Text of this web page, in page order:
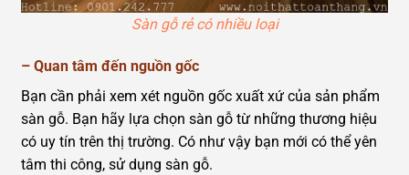
Sàn gỗ rẻ có nhiều loại
– Quan tâm đến nguồn gốc
Bạn cần phải xem xét nguồn gốc xuất xứ của sản phẩm
sàn gỗ. Bạn hãy lựa chọn sàn gỗ từ những thương hiệu
có uy tín trên thị trường. Có như vậy bạn mới có thể yên
tâm thi công, sử dụng sàn gỗ.